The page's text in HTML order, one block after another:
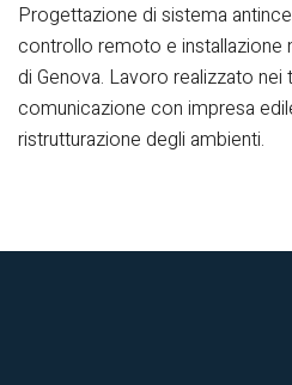
Progettazione di sistema
controllo remoto e installazione
di Genova. Lavoro realizzato
comunicazione con impresa
ristrutturazione degli ambienti.